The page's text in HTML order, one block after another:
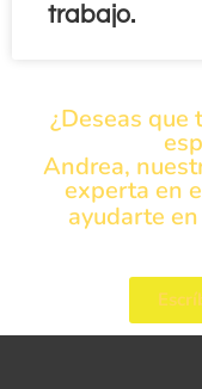
trabajo.
¿Deseas que
Andrea,
experta en
ayudarte